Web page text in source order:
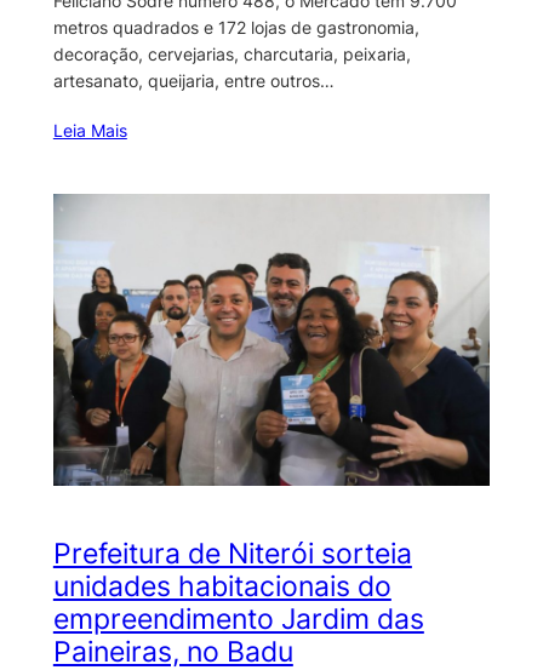
metros quadrados e 172 lojas de gastronomia,
decoração, cervejarias, charcutaria, peixaria,
artesanato, queijaria, entre outros…
Leia Mais
Prefeitura de Niterói sorteia
unidades habitacionais do
empreendimento Jardim das
Paineiras, no Badu